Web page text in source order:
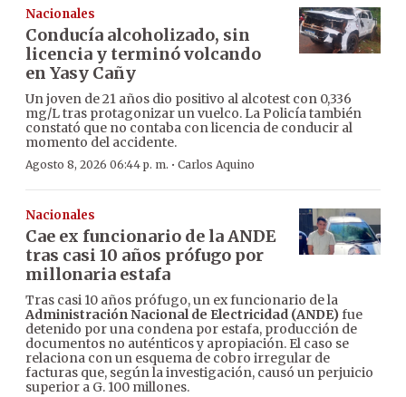
Nacionales
Conducía alcoholizado, sin
licencia y terminó volcando
en Yasy Cañy
Un joven de 21 años dio positivo al alcotest con 0,336
mg/L tras protagonizar un vuelco. La Policía también
constató que no contaba con licencia de conducir al
momento del accidente.
Agosto 8, 2026 06:44 p. m. · Carlos Aquino
Nacionales
Cae ex funcionario de la ANDE
tras casi 10 años prófugo por
millonaria estafa
Tras casi 10 años prófugo, un ex funcionario de la
Administración Nacional de Electricidad (ANDE)fue
detenido por una condena por estafa, producción de
documentos no auténticos y apropiación. El caso se
relaciona con un esquema de cobro irregular de
facturas que, según la investigación, causó un perjuicio
superior a G. 100 millones.